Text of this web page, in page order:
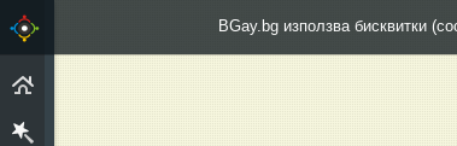
BGay.bg използва бисквитки